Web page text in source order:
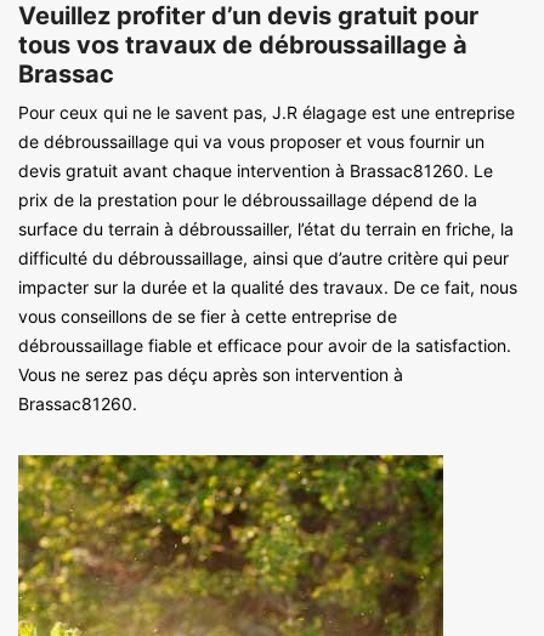
Veuillez profiter d’un devis gratuit pour
tous vos travaux de débroussaillage à
Brassac
Pour ceux qui ne le savent pas, J.R élagage est une entreprise
de débroussaillage qui va vous proposer et vous fournir un
devis gratuit avant chaque intervention à Brassac81260. Le
prix de la prestation pour le débroussaillage dépend de la
surface du terrain à débroussailler, l’état du terrain en friche, la
difficulté du débroussaillage, ainsi que d’autre critère qui peur
impacter sur la durée et la qualité des travaux. De ce fait, nous
vous conseillons de se fier à cette entreprise de
débroussaillage fiable et efficace pour avoir de la satisfaction.
Vous ne serez pas déçu après son intervention à
Brassac81260.